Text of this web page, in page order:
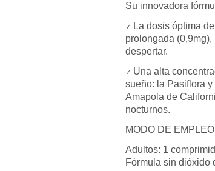
Su innovadora
✓ La dosis óptima
prolongada
despertar.
✓ Una alta
sueño: la Pasiflora
Amapola de
nocturnos.
MODO DE EMPLEO
Adultos: 1
Fórmula sin dióxido